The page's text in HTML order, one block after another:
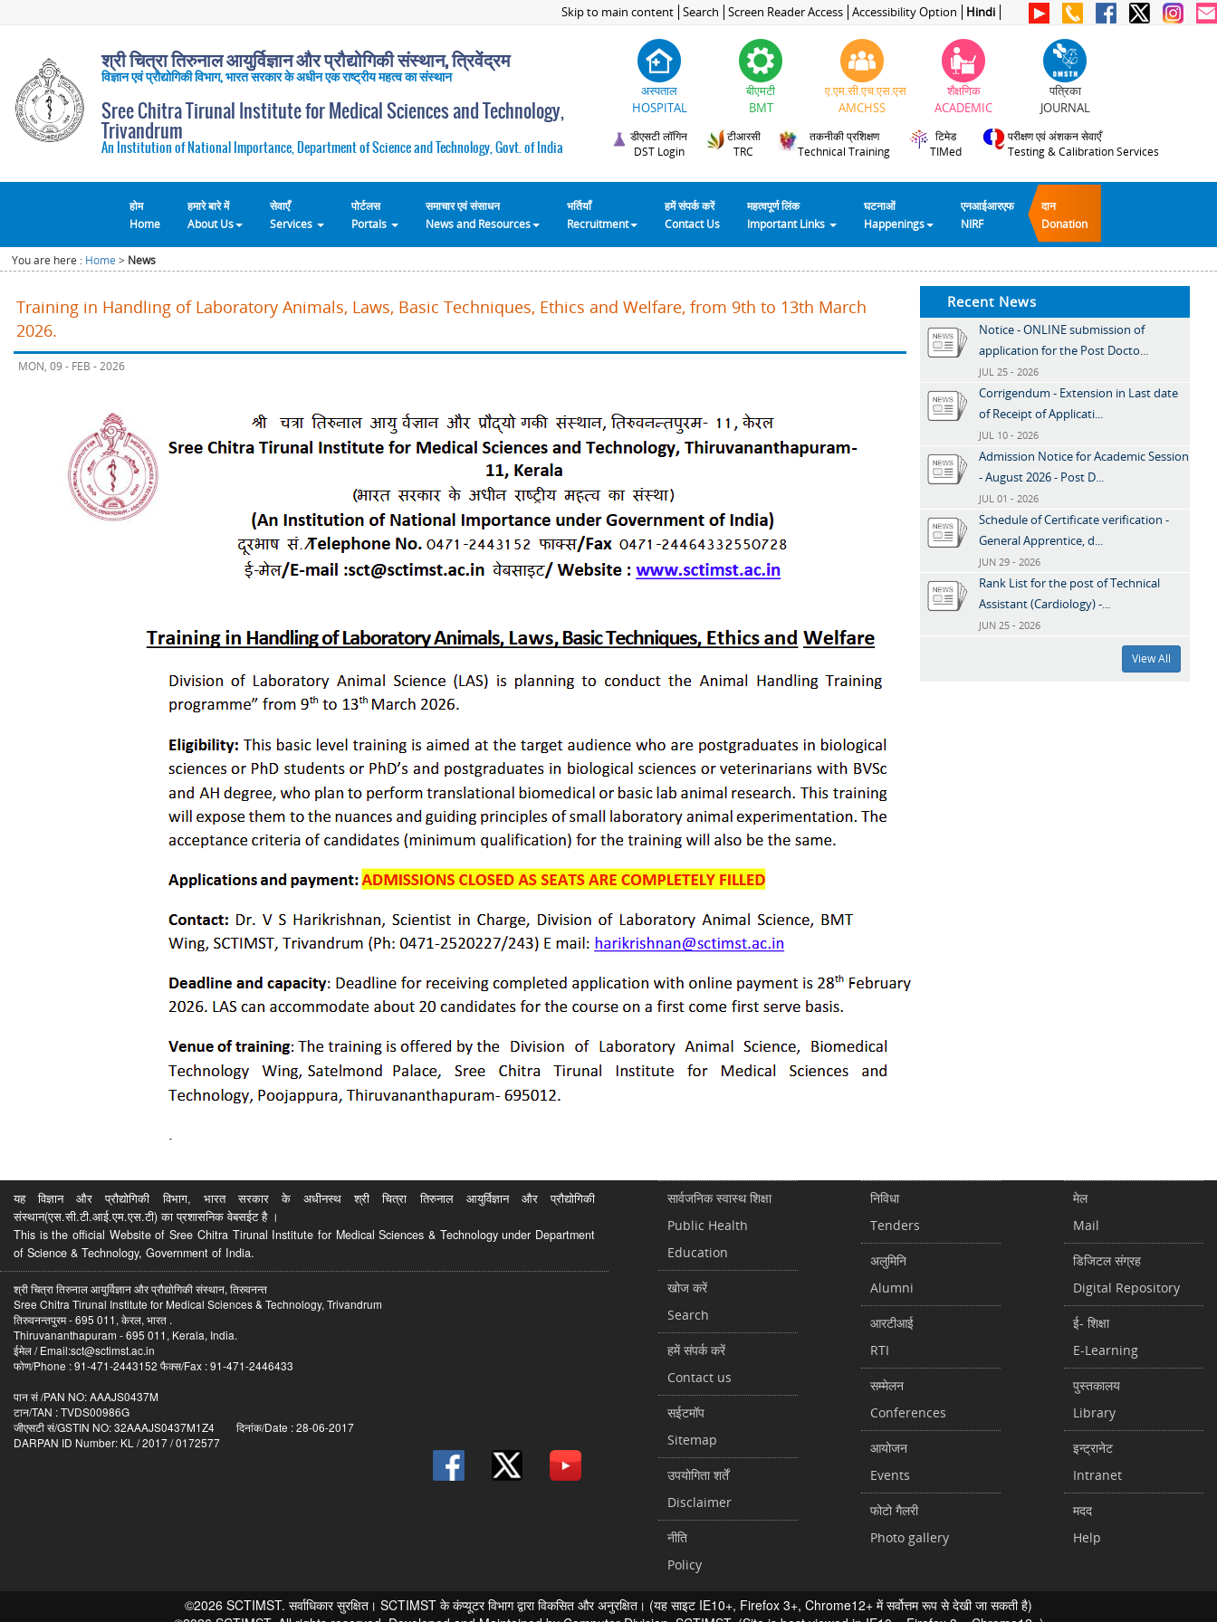
Skip to main content Search Screen Reader Access Accessibility Option Hindi
श्री चित्रा तिरुनाल आयुर्विज्ञान और प्रौद्योगिकी संस्थान, त्रिवेंद्रम
विज्ञान एवं प्रौद्योगिकी विभाग, भारत सरकार के अधीन एक राष्ट्रीय महत्व का संस्थान
Sree Chitra Tirunal Institute for Medical Sciences and Technology,
Trivandrum
An Institution of National Importance, Department of Science and Technology, Govt. of India
अस्पताल
HOSPITAL
बीएमटी
BMT
ए.एम.सी.एच.एस.एस
AMCHSS
शैक्षणिक
ACADEMIC
पत्रिका
JOURNAL
डीएसटी लॉगिन
DST Login
टीआरसी
TRC
तकनीकी प्रशिक्षण
Technical Training
टिमेड
TIMed
परीक्षण एवं अंशकन सेवाएँ
Testing & Calibration Services
होम
Home
हमारे बारे में
About Us
सेवाएँ
Services
पोर्टलस
Portals
समाचार एवं संसाधन
News and Resources
भर्तियाँ
Recruitment
हमें संपर्क करें
Contact Us
महत्वपूर्ण लिंक
Important Links
घटनाओं
Happenings
एनआईआरएफ
NIRF
दान
Donation
You are here : Home > News
Training in Handling of Laboratory Animals, Laws, Basic Techniques, Ethics and Welfare, from 9th to 13th March
2026.
MON, 09 - FEB - 2026
Recent News
Notice - ONLINE submission of
application for the Post Docto...
JUL 25 - 2026
Corrigendum - Extension in Last date
of Receipt of Applicati...
JUL 10 - 2026
Admission Notice for Academic Session
- August 2026 - Post D...
JUL 01 - 2026
Schedule of Certificate verification -
General Apprentice, d...
JUN 29 - 2026
Rank List for the post of Technical
Assistant (Cardiology) -...
JUN 25 - 2026
View All
यह विज्ञान और प्रौद्योगिकी विभाग, भारत सरकार के अधीनस्थ श्री चित्रा तिरुनाल आयुर्विज्ञान और प्रौद्योगिकी
संस्थान(एस.सी.टी.आई.एम.एस.टी) का प्रशासनिक वेबसईट है ।
This is the official Website of Sree Chitra Tirunal Institute for Medical Sciences & Technology under Department
of Science & Technology, Government of India.
श्री चित्रा तिरुनाल आयुर्विज्ञान और प्रौद्योगिकी संस्थान, तिरुवनन्त
Sree Chitra Tirunal Institute for Medical Sciences & Technology, Trivandrum
तिरुवनन्तपुरम - 695 011, केरल, भारत .
Thiruvananthapuram - 695 011, Kerala, India.
ईमेल / Email:sct@sctimst.ac.in
फोण/Phone : 91-471-2443152 फैक्स/Fax : 91-471-2446433
पान सं /PAN NO: AAAJS0437M
टान/TAN : TVDS00986G
जीएसटी सं/GSTIN NO: 32AAAJS0437M1Z4 दिनांक/Date : 28-06-2017
DARPAN ID Number: KL / 2017 / 0172577
सार्वजनिक स्वास्थ शिक्षा
Public Health
Education
खोज करें
Search
हमें संपर्क करें
Contact us
सईटमॉप
Sitemap
उपयोगिता शर्तें
Disclaimer
नीति
Policy
निविधा
Tenders
अलुमिनि
Alumni
आरटीआई
RTI
सम्मेलन
Conferences
आयोजन
Events
फोटो गैलरी
Photo gallery
मेल
Mail
डिजिटल संग्रह
Digital Repository
ई- शिक्षा
E-Learning
पुस्तकालय
Library
इन्ट्रानेट
Intranet
मदद
Help
©2026 SCTIMST. सर्वाधिकार सुरक्षित। SCTIMST के कंप्यूटर विभाग द्वारा विकसित और अनुरक्षित। (यह साइट IE10+, Firefox 3+, Chrome12+ में सर्वोत्तम रूप से देखी जा सकती है)